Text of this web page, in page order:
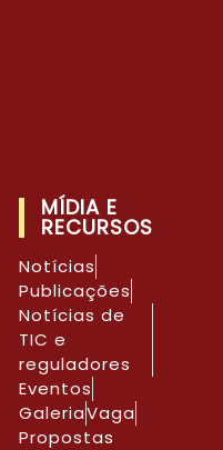
MÍDIA E
RECURSOS
Notícias
Publicações
Notícias de
TIC e
reguladores
Eventos
GaleriaVaga
Propostas